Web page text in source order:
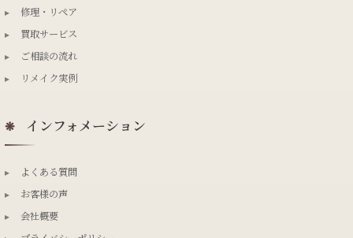
▸
修理・リペア
▸
買取サービス
▸
ご相談の流れ
▸
リメイク実例
❋ インフォメーション
▸
よくある質問
▸
お客様の声
▸
会社概要